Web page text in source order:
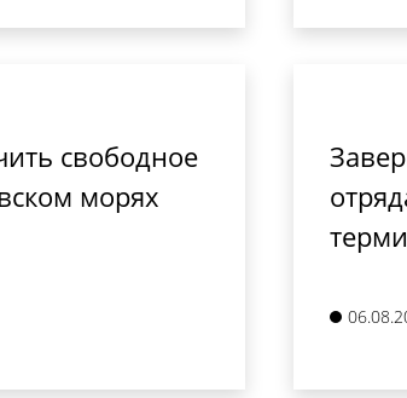
свободное
морях